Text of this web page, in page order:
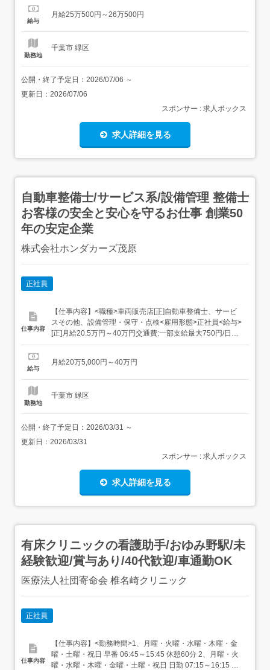
中できる理容師キャリア ノルマなし 指名なし 固定給制で
給与
月給25万500円～26万500円
勤務地
千葉市 緑区
公開・終了予定日： 2026/07/06 ～
更新日： 2026/07/06
スポンサー : 求人ボックス
求人詳細を見る
自動車整備士/サービス系/設備管理 整備士
お客様の安全と安心を守るお仕事 創業50
年の安定企業
株式会社ホンダカーズ茂原
正社員
仕事内容
【仕事内容】<職種>車両販売店[正]自動車整備士、サービ
スその他、設備管理・保守・点検<雇用形態>正社員<給与>
[正]月給20.5万円～40万円交通費:一部支給最大750円/日月
給25万以上可(年齢・経験による)年収400万以上可(経験者)
格手当試用期間について雇用形態:正社員しょう給与:25万
給与
月給20万5,000円～40万円
勤務地
千葉市 緑区
公開・終了予定日： 2026/03/31 ～
更新日： 2026/03/31
スポンサー : 求人ボックス
求人詳細を見る
有床クリニックの看護助手/おゆみ野駅/未
経験歓迎/賞与あり/40代歓迎/車通勤OK
医療法人社団寄命会 椎名崎クリニック
正社員
仕事内容
【仕事内容】<勤務時間>1、月曜・火曜・水曜・木曜・金
曜・土曜・祝日 早番 06:45～15:45 休憩60分 2、月曜・火
曜・水曜・木曜・金曜・土曜・祝日 日勤 07:15～16:15 休